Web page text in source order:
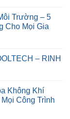
Trường – 5
Cho Mọi Gia
– RINH
Không Khí
Công Trình